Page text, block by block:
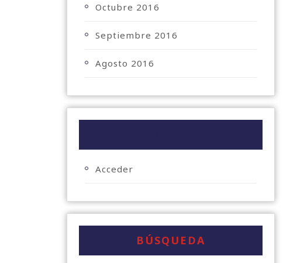
Octubre 2016
Septiembre 2016
Agosto 2016
Acceder
BÚSQUEDA